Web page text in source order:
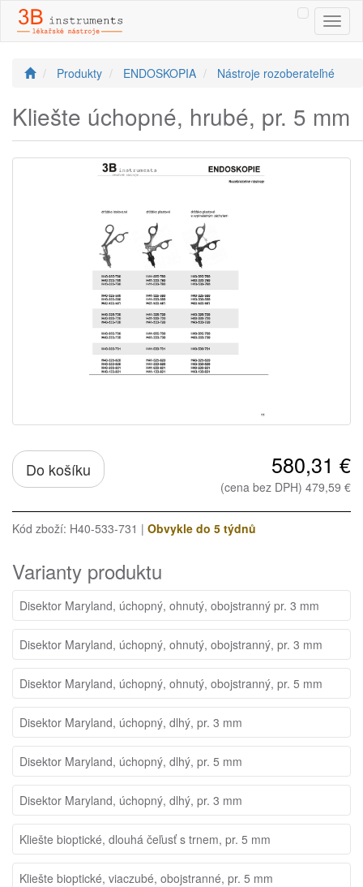
Produkty ENDOSKOPIA Nástroje rozoberateľné
Kliešte úchopné, hrubé, pr. 5 mm
Do košíku 580,31 €
(cena bez DPH) 479,59 €
Kód zboží: H40-533-731 | Obvykle do 5 týdnů
Varianty produktu
Disektor Maryland, úchopný, ohnutý, obojstranný pr. 3 mm
Disektor Maryland, úchopný, ohnutý, obojstranný, pr. 3 mm
Disektor Maryland, úchopný, ohnutý, obojstranný, pr. 5 mm
Disektor Maryland, úchopný, dlhý, pr. 3 mm
Disektor Maryland, úchopný, dlhý, pr. 5 mm
Disektor Maryland, úchopný, dlhý, pr. 3 mm
Kliešte bioptické, dlouhá čeľusť s trnem, pr. 5 mm
Kliešte bioptické, viaczubé, obojstranné, pr. 5 mm